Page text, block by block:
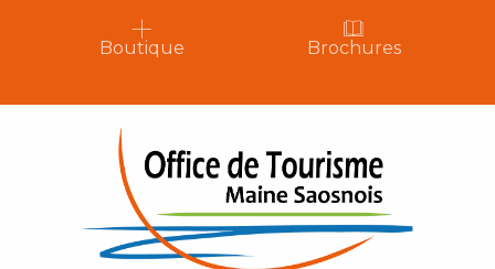
Boutique Brochures